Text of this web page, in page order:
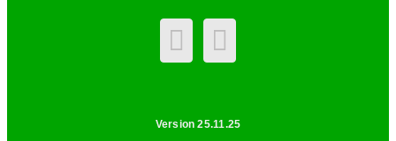
Version 25.11.25